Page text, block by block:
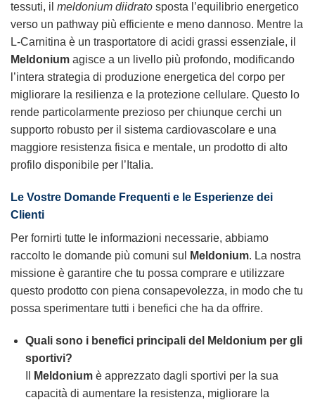
tessuti, il meldonium diidrato sposta l’equilibrio energetico
verso un pathway più efficiente e meno dannoso. Mentre la
L-Carnitina è un trasportatore di acidi grassi essenziale, il
Meldonium agisce a un livello più profondo, modificando
l’intera strategia di produzione energetica del corpo per
migliorare la resilienza e la protezione cellulare. Questo lo
rende particolarmente prezioso per chiunque cerchi un
supporto robusto per il sistema cardiovascolare e una
maggiore resistenza fisica e mentale, un prodotto di alto
profilo disponibile per l’Italia.
Le Vostre Domande Frequenti e le Esperienze dei
Clienti
Per fornirti tutte le informazioni necessarie, abbiamo
raccolto le domande più comuni sul
Meldonium. La nostra
missione è garantire che tu possa comprare e utilizzare
questo prodotto con piena consapevolezza, in modo che tu
possa sperimentare tutti i benefici che ha da offrire.
Quali sono i benefici principali del Meldoniumper gli
sportivi?
Meldoniumè apprezzato dagli sportivi per la sua
capacità di aumentare la resistenza, migliorare la